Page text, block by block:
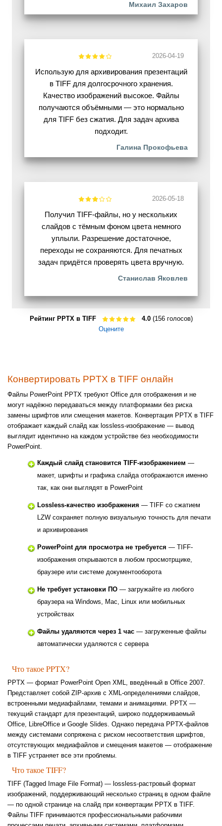
Михаил Захаров
2026-04-19
Использую для архивирования презентаций
в TIFF для долгосрочного хранения.
Качество изображений высокое. Файлы
получаются объёмными — это нормально
для TIFF без сжатия. Для задач архива
подходит.
Галина Прокофьева
2026-05-18
Получил TIFF-файлы, но у нескольких
слайдов с тёмным фоном цвета немного
уплыли. Разрешение достаточное,
переходы не сохраняются. Для печатных
задач придётся проверять цвета вручную.
Станислав Яковлев
Рейтинг PPTX в TIFF 4.0(156 голосов)
Оцените
Конвертировать PPTX в TIFF онлайн
Файлы PowerPoint PPTX требуют Office для отображения и не
могут надёжно передаваться между платформами без риска
замены шрифтов или смещения макетов. Конвертация PPTX в TIFF
отображает каждый слайд как lossless-изображение — вывод
выглядит идентично на каждом устройстве без необходимости
PowerPoint.
Каждый слайд становится TIFF-изображением —
макет, шрифты и графика слайда отображаются именно
так, как они выглядят в PowerPoint
Lossless-качество изображения — TIFF со сжатием
LZW сохраняет полную визуальную точность для печати
и архивирования
PowerPoint для просмотра не требуется — TIFF-
изображения открываются в любом просмотрщике,
браузере или системе документооборота
Не требует установки ПО — загружайте из любого
браузера на Windows, Mac, Linux или мобильных
устройствах
Файлы удаляются через 1 час — загруженные файлы
автоматически удаляются с сервера
Что такое PPTX?
PPTX — формат PowerPoint Open XML, введённый в Office 2007.
Представляет собой ZIP-архив с XML-определениями слайдов,
встроенными медиафайлами, темами и анимациями. PPTX —
текущий стандарт для презентаций, широко поддерживаемый
Office, LibreOffice и Google Slides. Однако передача PPTX-файлов
между системами сопряжена с риском несоответствия шрифтов,
отсутствующих медиафайлов и смещения макетов — отображение
в TIFF устраняет все эти проблемы.
Что такое TIFF?
TIFF (Tagged Image File Format) — lossless-растровый формат
изображений, поддерживающий несколько страниц в одном файле
— по одной странице на слайд при конвертации PPTX в TIFF.
Файлы TIFF принимаются профессиональными рабочими